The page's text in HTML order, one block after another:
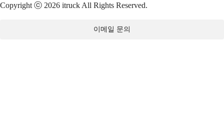
Copyright ⓒ 2026 itruck All Rights Reserved.
이메일 문의